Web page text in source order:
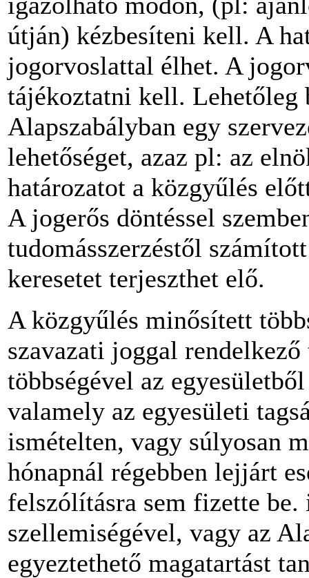
útján) kézbesíteni kell. A
jogorvoslattal élhet. A
tájékoztatni kell. Lehetőleg
Alapszabályban egy
lehetőséget, azaz pl: az
határozatot a közgyűlés
A jogerős döntéssel
tudomásszerzéstől
keresetet terjeszthet elő.
A közgyűlés minősített
szavazati joggal
többségével az
valamely az egyesületi
ismételten, vagy súlyosan
hónapnál régebben lejjárt
felszólításra sem fizette
szellemiségével, vagy az
egyeztethető magatartást